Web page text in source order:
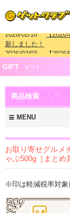
2026/02/03【2026
2999円編］もらって
2026/07/15【2026
ング 更新しました！
2026/04/03【2026
2999円編］もらって
2026/02/16
新しました！
GIFT ギフト
商品検索
MENU
お取り寄せグルメ
ゃぶ500g［まとめ
※印は軽減税率対象